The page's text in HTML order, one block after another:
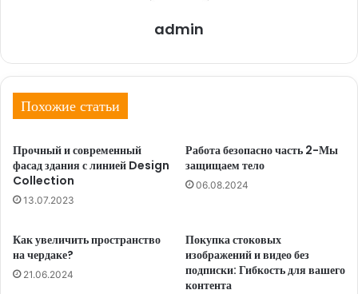
admin
Похожие статьи
Прочный и современный
фасад здания с линией Design
Collection
13.07.2023
Работа безопасно часть 2-Мы
защищаем тело
06.08.2024
Как увеличить пространство
на чердаке?
21.06.2024
Покупка стоковых
изображений и видео без
подписки: Гибкость для вашего
контента